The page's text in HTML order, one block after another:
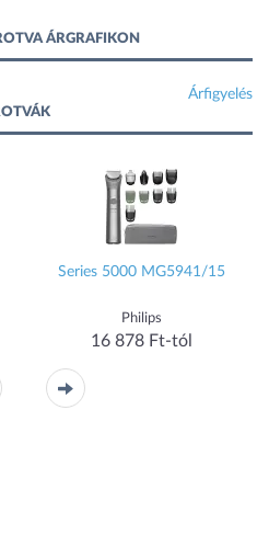
ÁRGRAFIKON
Árfigyelés
Series 5000 MG5941/15
Philips
16 878 Ft-tól